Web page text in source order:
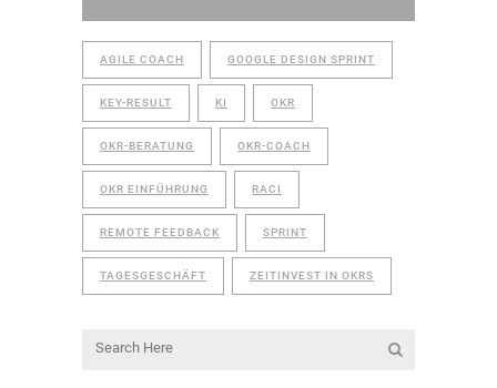
AGILE COACH GOOGLE DESIGN SPRINT
KEY-RESULT KI OKR
OKR-BERATUNG OKR-COACH
OKR EINFÜHRUNG RACI
REMOTE FEEDBACK SPRINT
TAGESGESCHÄFT ZEITINVEST IN OKRS